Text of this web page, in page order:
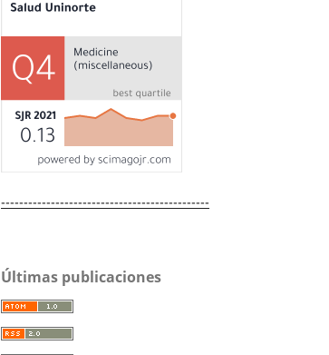
----------------------------------------------
Últimas publicaciones